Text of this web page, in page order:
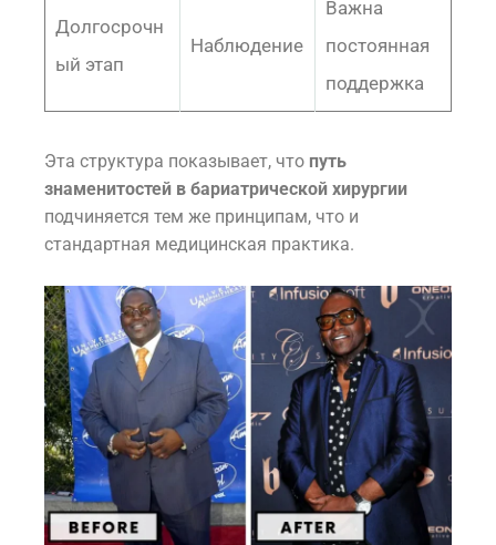
Долгосрочн
ый этап
Наблюдение
Важна
постоянная
поддержка
Эта структура показывает, что путь
знаменитостей в бариатрической хирургии
подчиняется тем же принципам, что и
стандартная медицинская практика.